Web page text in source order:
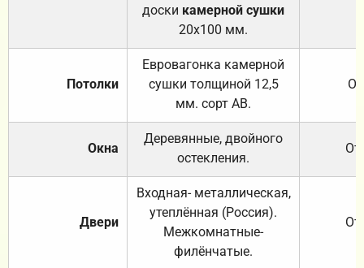
доски камерной сушки
20х100 мм.
Потолки
Евровагонка камерной
сушки толщиной 12,5
мм. сорт АВ.
Окна
Деревянные, двойного
остекления.
Двери
Входная- металлическая,
утеплённая (Россия).
Межкомнатные-
филёнчатые.